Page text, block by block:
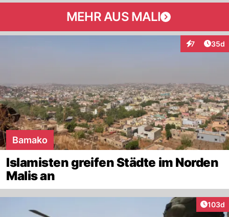
MEHR AUS MALI
7
Interaktionen
35d
Bamako
Islamisten greifen Städte im Norden
Malis an
103d